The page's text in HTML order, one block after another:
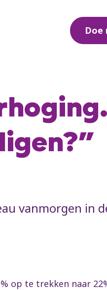
Doe
vanmorgen in
op te trekken naar